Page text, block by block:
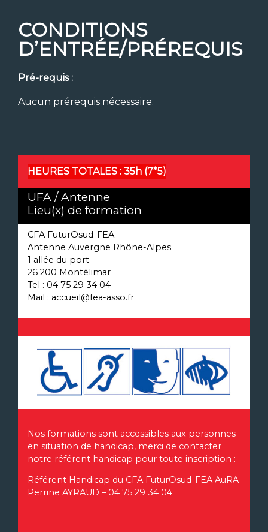
CONDITIONS
D’ENTRÉE/PRÉREQUIS
Pré-requis :
Aucun prérequis nécessaire.
HEURES TOTALES : 35h (7*5)
UFA / Antenne
Lieu(x) de formation
CFA FuturOsud-FEA
Antenne Auvergne Rhône-Alpes
1 allée du port
26 200 Montélimar
Tel : 04 75 29 34 04
Mail : accueil@fea-asso.fr
Nos formations sont accessibles aux personnes
en situation de handicap, merci de contacter
notre référent handicap pour toute inscription :
Référent Handicap du CFA FuturOsud-FEA AuRA –
Perrine AYRAUD – 04 75 29 34 04